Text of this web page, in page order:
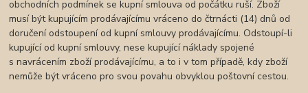
obchodních podmínek se kupní smlouva od počátku ruší. Zboží
musí být kupujícím prodávajícímu vráceno do čtrnácti (14) dnů od
doručení odstoupení od kupní smlouvy prodávajícímu. Odstoupí-li
kupující od kupní smlouvy, nese kupující náklady spojené
s navrácením zboží prodávajícímu, a to i v tom případě, kdy zboží
nemůže být vráceno pro svou povahu obvyklou poštovní cestou.